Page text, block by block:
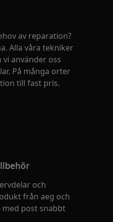
av reparation?
Alla våra tekniker
använder oss
På många orter
till fast pris.
och
från aeg och
med post snabbt